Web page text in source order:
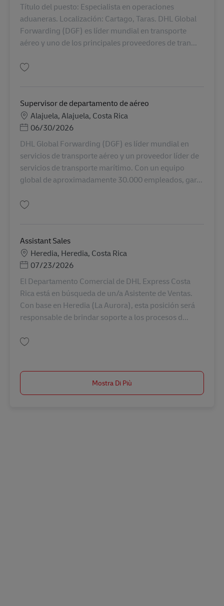
Título del puesto: Especialista en operaciones
aduaneras. Localización: Cartago, Taras. DHL Global
Forwarding (DGF) es líder mundial en transporte
aéreo y uno de los principales proveedores de tran...
Supervisor de departamento de aéreo
SedeAlajuela, Alajuela, Costa Rica
Posted Date
06/30/2026
DHL Global Forwarding (DGF) es líder mundial en
servicios de transporte aéreo y un proveedor líder de
servicios de transporte marítimo. Con un equipo
global de aproximadamente 30.000 empleados, gar...
Assistant Sales
SedeHeredia, Heredia, Costa Rica
Posted Date
07/23/2026
El Departamento Comercial de DHL Express Costa
Rica está en búsqueda de un/a Asistente de Ventas.
Con base en Heredia (La Aurora), esta posición será
responsable de brindar soporte a los procesos d...
Mostra Di Più